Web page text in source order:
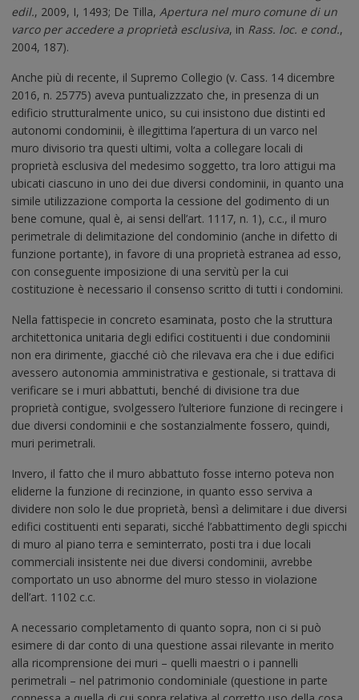
edil., 2009, I, 1493; De Tilla, Apertura nel muro comune di un
varco per accedere a proprietà esclusiva, in Rass. loc. e cond.,
2004, 187).
Anche più di recente, il Supremo Collegio (v. Cass. 14 dicembre
2016, n. 25775) aveva puntualizzzato che, in presenza di un
edificio strutturalmente unico, su cui insistono due distinti ed
autonomi condominii, è illegittima l’apertura di un varco nel
muro divisorio tra questi ultimi, volta a collegare locali di
proprietà esclusiva del medesimo soggetto, tra loro attigui ma
ubicati ciascuno in uno dei due diversi condominii, in quanto una
simile utilizzazione comporta la cessione del godimento di un
bene comune, qual è, ai sensi dell’art. 1117, n. 1), c.c., il muro
perimetrale di delimitazione del condominio (anche in difetto di
funzione portante), in favore di una proprietà estranea ad esso,
con conseguente imposizione di una servitù per la cui
costituzione è necessario il consenso scritto di tutti i condomini.
Nella fattispecie in concreto esaminata, posto che la struttura
architettonica unitaria degli edifici costituenti i due condominii
non era dirimente, giacché ciò che rilevava era che i due edifici
avessero autonomia amministrativa e gestionale, si trattava di
verificare se i muri abbattuti, benché di divisione tra due
proprietà contigue, svolgessero l’ulteriore funzione di recingere i
due diversi condominii e che sostanzialmente fossero, quindi,
muri perimetrali.
Invero, il fatto che il muro abbattuto fosse interno poteva non
eliderne la funzione di recinzione, in quanto esso serviva a
dividere non solo le due proprietà, bensì a delimitare i due diversi
edifici costituenti enti separati, sicché l’abbattimento degli spicchi
di muro al piano terra e seminterrato, posti tra i due locali
commerciali insistente nei due diversi condominii, avrebbe
comportato un uso abnorme del muro stesso in violazione
dell’art. 1102 c.c.
A necessario completamento di quanto sopra, non ci si può
esimere di dar conto di una questione assai rilevante in merito
alla ricomprensione dei muri – quelli maestri o i pannelli
perimetrali – nel patrimonio condominiale (questione in parte